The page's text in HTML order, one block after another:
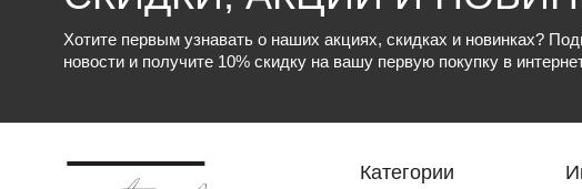
Хотите первым узнавать о наших акциях, скидках и новинках?
новости и получите 10% скидку на вашу первую покупку в
Категории